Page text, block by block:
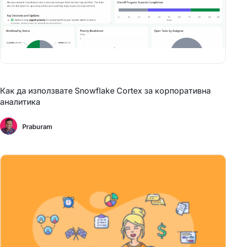
Как да използвате Snowflake Cortex за корпоративна
аналитика
Praburam